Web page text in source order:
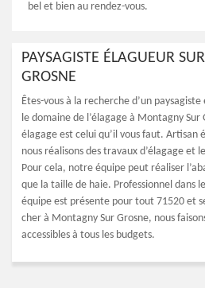
bel et bien au rendez-vous.
PAYSAGISTE ÉLAGUEUR
GROSNE
Êtes-vous à la recherche d’un
le domaine de l’élagage à Montagny Sur
élagage est celui qu’il vous faut. Artisan
nous réalisons des travaux d’élagage et
Pour cela, notre équipe peut réaliser
que la taille de haie. Professionnel dans
équipe est présente pour tout 71520 et
cher à Montagny Sur Grosne, nous
accessibles à tous les budgets.